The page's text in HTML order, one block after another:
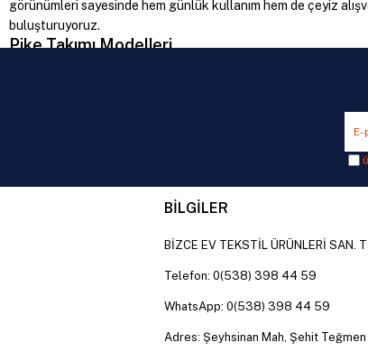
görünümleri sayesinde hem günlük kullanım hem de çeyiz
buluşturuyoruz.
Pike Takımı Modelleri
Pike takımları kullanım alanlarına, kumaş yapılarına ve
Çift kişilik yataklar için özel olarak tasarlanan pike takımları
Çeyizlik Pike Takımları
Yeni ev kuran çiftlerin tercih ettiği çeyizlik pike takımları
Pamuklu ve nefes alabilen kumaşlardan üretilen pike
Yatağın ölçülerine uygun ürün seçimi hem estetik görünüm
BİLGİLER
BİZCE EV TEKSTİL ÜRÜNLERİ SAN.
Telefon: 0(538) 398 44 59
WhatsApp: 0(538) 398 44 59
Adres: Şeyhsinan Mah, Şehit